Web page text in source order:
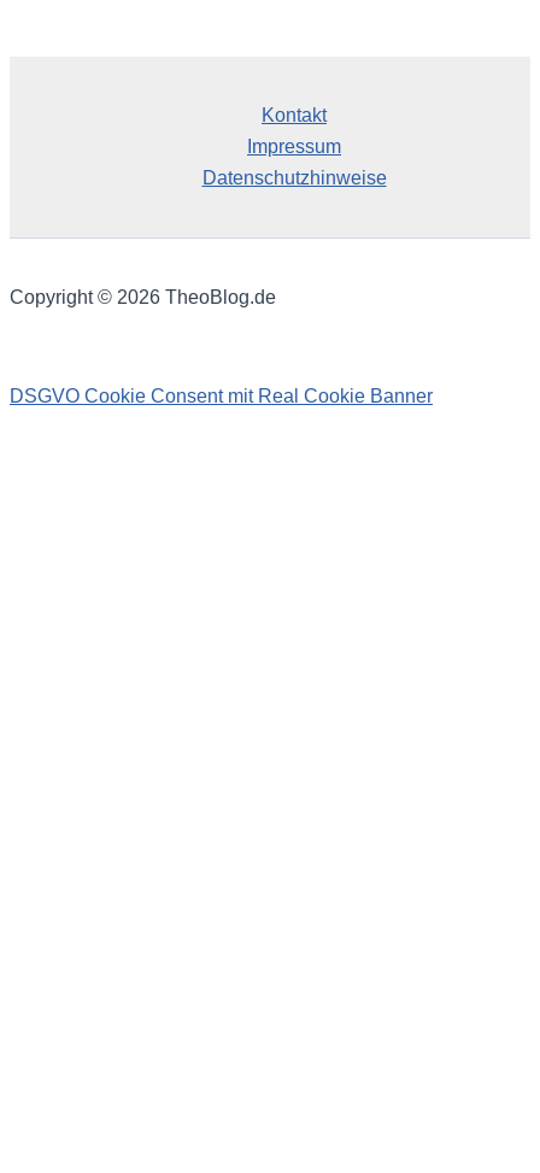
Kontakt
Impressum
Datenschutzhinweise
Copyright © 2026 TheoBlog.de
DSGVO Cookie Consent mit Real Cookie Banner